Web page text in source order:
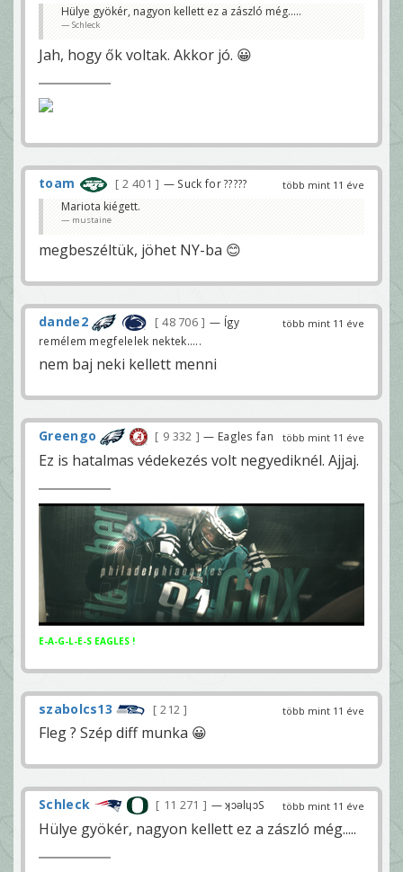
Hülye gyökér, nagyon kellett ez a zászló még.....
Schleck
Jah, hogy ők voltak. Akkor jó. 😀
több mint 11 éve
toam 2 401 — Suck for ?????
Mariota kiégett.
mustaine
megbeszéltük, jöhet NY-ba 😊
több mint 11 éve
dande2 48 706
— Így
remélem megfelelek nektek.....
nem baj neki kellett menni
több mint 11 éve
Greengo 9 332 — Eagles fan
Ez is hatalmas védekezés volt negyediknél. Ajjaj.
E-A-G-L-E-S EAGLES !
több mint 11 éve
szabolcs13 212
Fleg ? Szép diff munka 😀
több mint 11 éve
Schleck 11 271 — ʞɔǝlɥɔS
Hülye gyökér, nagyon kellett ez a zászló még.....